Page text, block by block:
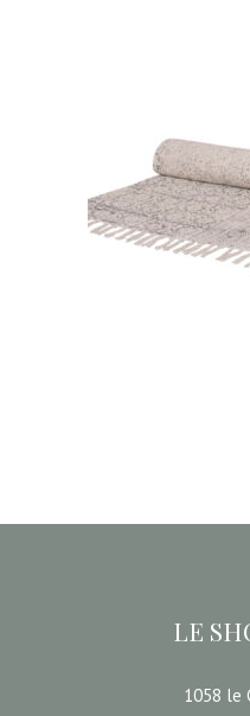
Tapis
LE
1058 le